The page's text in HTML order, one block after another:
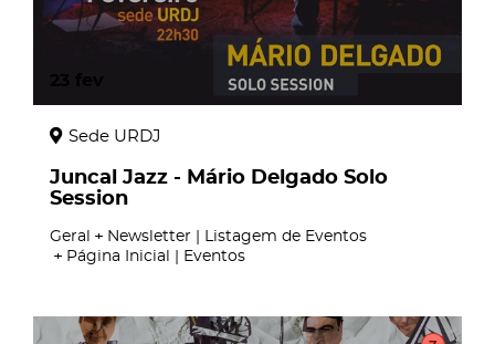
Sede URDJ
Juncal Jazz - Mário Delgado Solo
Session
Geral
Newsletter | Listagem de Eventos
Página Inicial | Eventos